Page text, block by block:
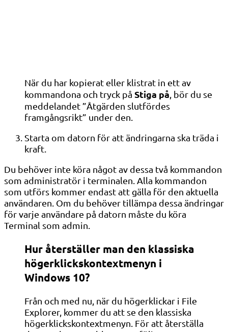
När du har kopierat eller klistrat in ett av
kommandona och tryck på Stiga på, bör du se
meddelandet ”Åtgärden slutfördes
framgångsrikt” under den.
Starta om datorn för att ändringarna ska träda i
kraft.
Du behöver inte köra något av dessa två kommandon
som administratör i terminalen. Alla kommandon
som utförs kommer endast att gälla för den aktuella
användaren. Om du behöver tillämpa dessa ändringar
för varje användare på datorn måste du köra
Terminal som admin.
Hur återställer man den klassiska
högerklickskontextmenyn i
Windows 10?
Från och med nu, när du högerklickar i File
Explorer, kommer du att se den klassiska
högerklickskontextmenyn. För att återställa